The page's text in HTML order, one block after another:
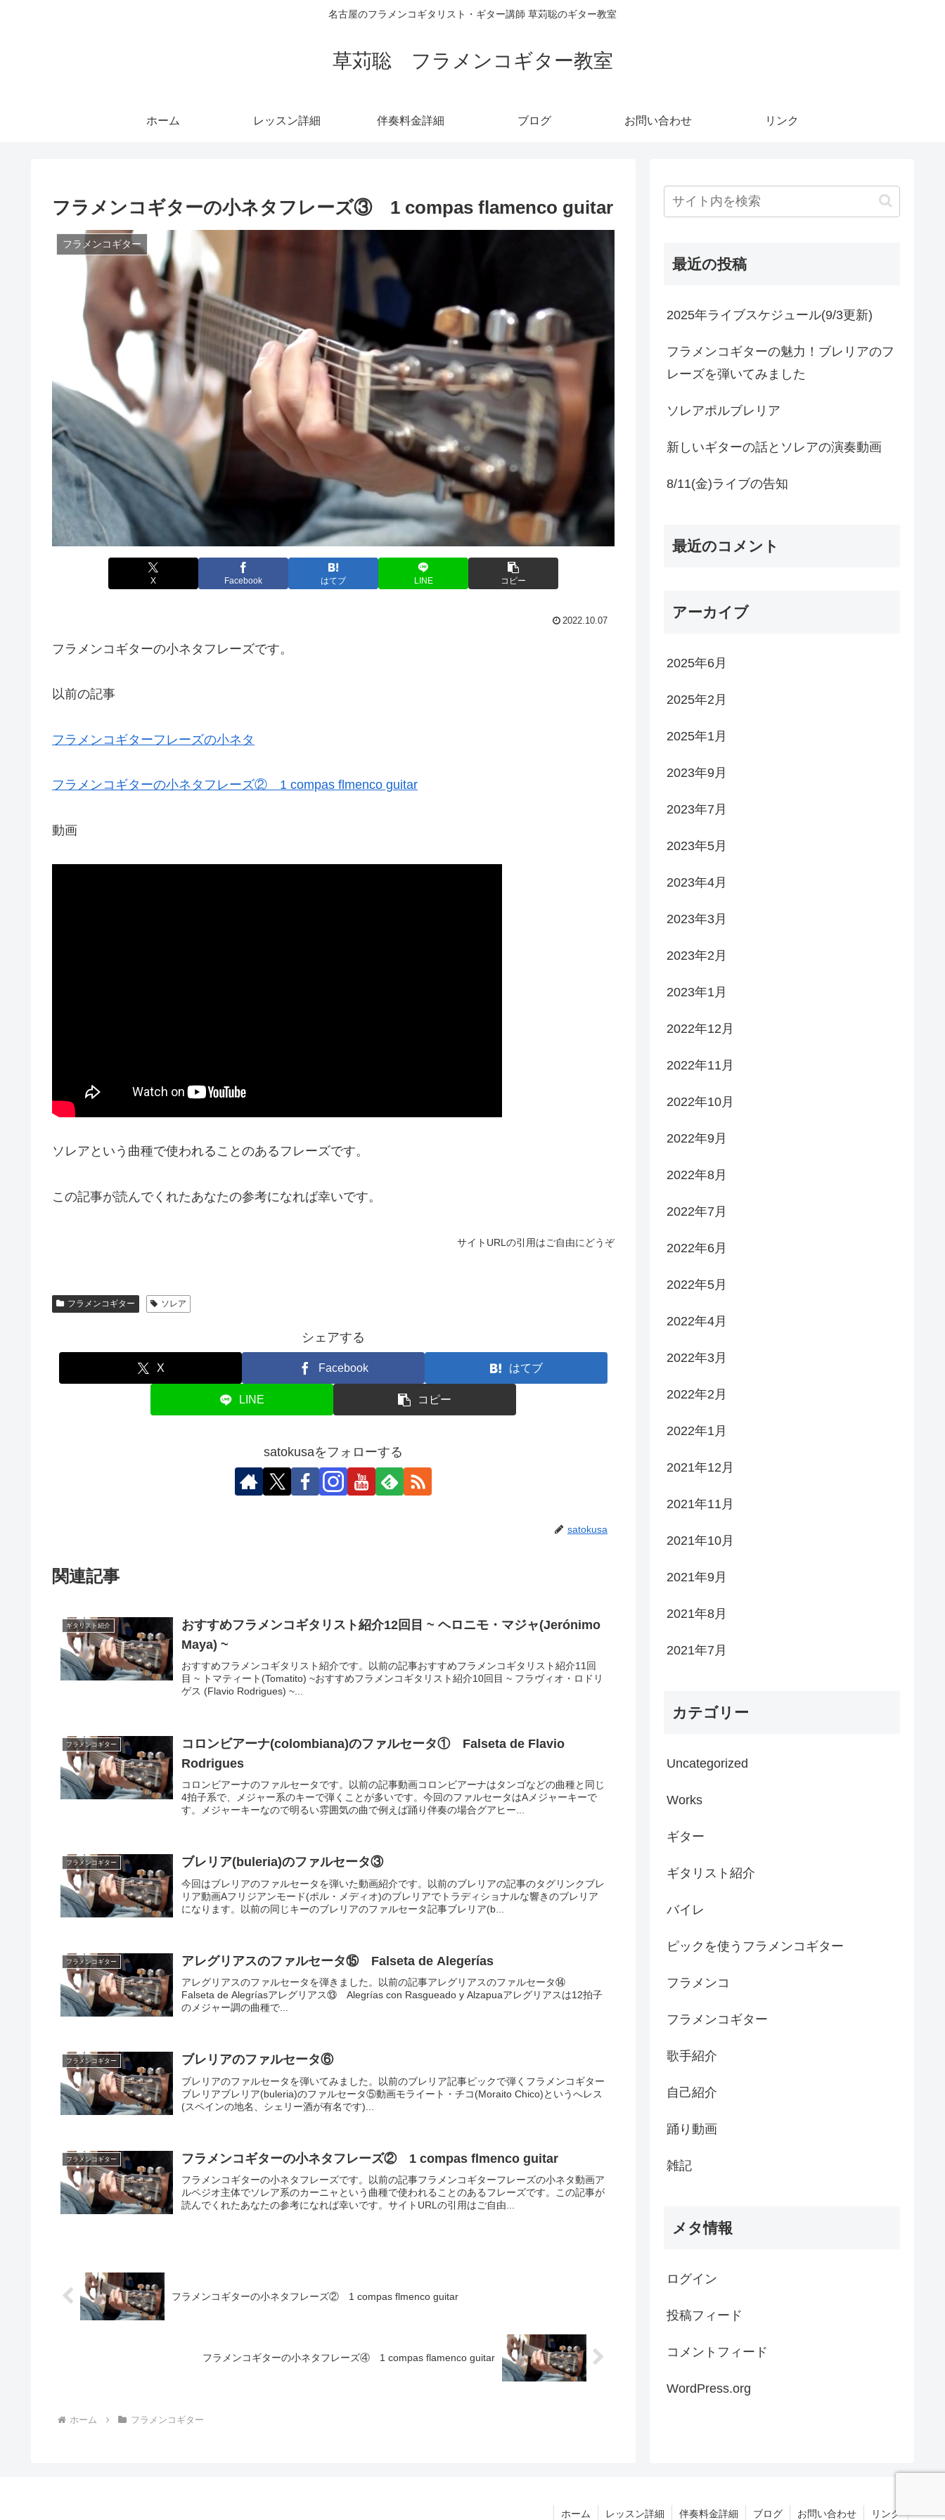
名古屋のフラメンコギタリスト・ギター講師 草苅聡のギター教室
草苅聡 フラメンコギター教室
ホーム レッスン詳細 伴奏料金詳細 ブログ お問い合わせ リンク
フラメンコギターの小ネタフレーズ③ 1 compas flamenco guitar
フラメンコギター
X Facebook はてブ LINE コピー
2022.10.07
フラメンコギターの小ネタフレーズです。
以前の記事
フラメンコギターフレーズの小ネタ
フラメンコギターの小ネタフレーズ② 1 compas flmenco guitar
動画
ソレアという曲種で使われることのあるフレーズです。
この記事が読んでくれたあなたの参考になれば幸いです。
サイトURLの引用はご自由にどうぞ
フラメンコギター ソレア
シェアする
X Facebook はてブ
LINE コピー
satokusaをフォローする
satokusa
関連記事
ギタリスト紹介
おすすめフラメンコギタリスト紹介12回目 ~ ヘロニモ・マジャ(Jerónimo
Maya) ~
おすすめフラメンコギタリスト紹介です。以前の記事おすすめフラメンコギタリスト紹介11回
目 ~ トマティート(Tomatito) ~おすすめフラメンコギタリスト紹介10回目 ~ フラヴィオ・ロドリ
ゲス (Flavio Rodrigues) ~...
フラメンコギター
コロンビアーナ(colombiana)のファルセータ① Falseta de Flavio
Rodrigues
コロンビアーナのファルセータです。以前の記事動画コロンビアーナはタンゴなどの曲種と同じ
4拍子系で、メジャー系のキーで弾くことが多いです。今回のファルセータはAメジャーキーで
す。メジャーキーなので明るい雰囲気の曲で例えば踊り伴奏の場合グアヒー...
フラメンコギター ブレリア(buleria)のファルセータ③
今回はブレリアのファルセータを弾いた動画紹介です。以前のブレリアの記事のタグリンクブレ
リア動画Aフリジアンモード(ポル・メディオ)のブレリアでトラディショナルな響きのブレリア
になります。以前の同じキーのブレリアのファルセータ記事ブレリア(b...
フラメンコギター アレグリアスのファルセータ⑮ Falseta de Alegerías
アレグリアスのファルセータを弾きました。以前の記事アレグリアスのファルセータ⑭
Falseta de Alegríasアレグリアス⑬ Alegrías con Rasgueado y Alzapuaアレグリアスは12拍子
のメジャー調の曲種で...
フラメンコギター ブレリアのファルセータ⑥
ブレリアのファルセータを弾いてみました。以前のブレリア記事ピックで弾くフラメンコギター
ブレリアブレリア(buleria)のファルセータ⑤動画モライート・チコ(Moraito Chico)というへレス
(スペインの地名、シェリー酒が有名です)...
フラメンコギター フラメンコギターの小ネタフレーズ② 1 compas flmenco guitar
フラメンコギターの小ネタフレーズです。以前の記事フラメンコギターフレーズの小ネタ動画ア
ルペジオ主体でソレア系のカーニャという曲種で使われることのあるフレーズです。この記事が
読んでくれたあなたの参考になれば幸いです。サイトURLの引用はご自由...
フラメンコギターの小ネタフレーズ② 1 compas flmenco guitar
フラメンコギターの小ネタフレーズ④ 1 compas flamenco guitar
ホーム フラメンコギター
最近の投稿
2025年ライブスケジュール(9/3更新)
フラメンコギターの魅力！ブレリアのフ
レーズを弾いてみました
ソレアポルブレリア
新しいギターの話とソレアの演奏動画
8/11(金)ライブの告知
最近のコメント
アーカイブ
2025年6月
2025年2月
2025年1月
2023年9月
2023年7月
2023年5月
2023年4月
2023年3月
2023年2月
2023年1月
2022年12月
2022年11月
2022年10月
2022年9月
2022年8月
2022年7月
2022年6月
2022年5月
2022年4月
2022年3月
2022年2月
2022年1月
2021年12月
2021年11月
2021年10月
2021年9月
2021年8月
2021年7月
カテゴリー
Uncategorized
Works
ギター
ギタリスト紹介
バイレ
ピックを使うフラメンコギター
フラメンコ
フラメンコギター
歌手紹介
自己紹介
踊り動画
雑記
メタ情報
ログイン
投稿フィード
コメントフィード
WordPress.org
ホーム レッスン詳細 伴奏料金詳細 ブログ お問い合わせ リンク